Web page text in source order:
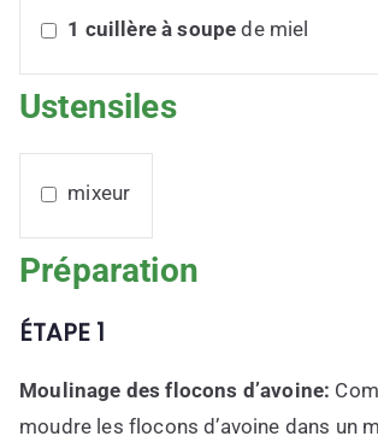
1 cuillère à soupe de miel
Ustensiles
mixeur
Préparation
ÉTAPE 1
Moulinage des flocons d’avoine:
moudre les flocons d’avoine dans un